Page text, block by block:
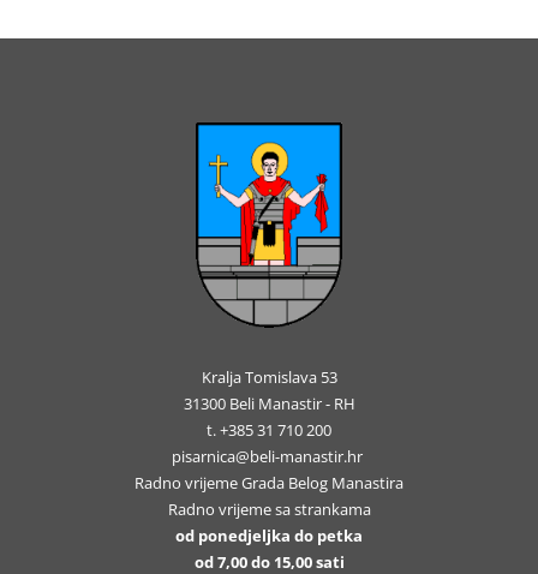
Kralja Tomislava 53
31300 Beli Manastir - RH
t. +385 31 710 200
pisarnica@beli-manastir.hr
Radno vrijeme Grada Belog Manastira
Radno vrijeme sa strankama
od ponedjeljka do petka
od 7,00 do 15,00 sati